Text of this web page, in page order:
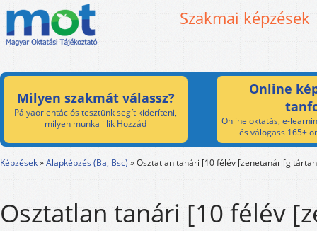
Szakmai képzések
Milyen szakmát válassz?
Pályaorientációs tesztünk segít kideríteni,
milyen munka illik Hozzád
Online
Online oktatás, e-
és válogass 165+
Képzések»Alapképzés (Ba, Bsc) »Osztatlan tanári [10 félév [zenetanár
Osztatlan tanári [10 félév